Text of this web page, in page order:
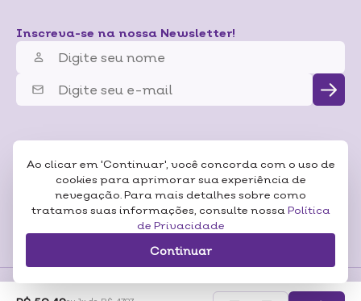
Ao clicar em 'Continuar', você concorda com o uso de
cookies para aprimorar sua experiência de
nevegação. Para mais detalhes sobre como
tratamos suas informações, consulte nossa Política
de Privacidade
Continuar
Inscreva-se na nossa Newsletter!